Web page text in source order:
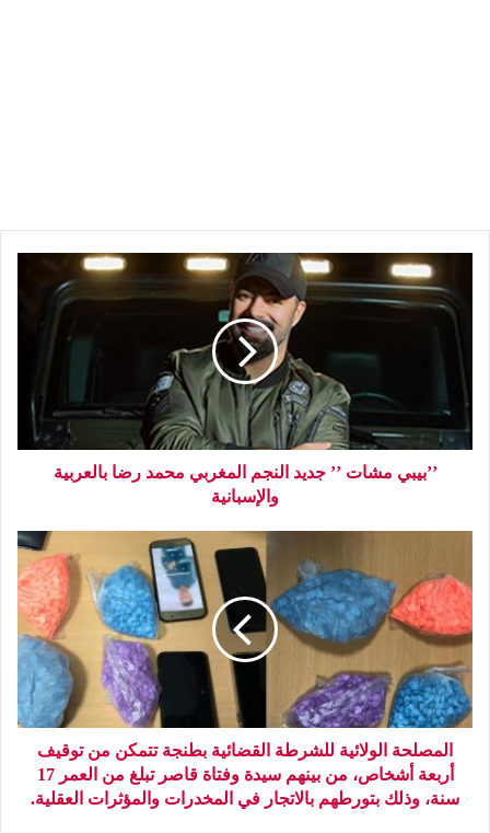
’’بيبي مشات ’’ جديد النجم المغربي محمد رضا بالعربية
والإسبانية
المصلحة الولائية للشرطة القضائية بطنجة تتمكن من توقيف
أربعة أشخاص، من بينهم سيدة وفتاة قاصر تبلغ من العمر 17
سنة، وذلك بتورطهم بالاتجار في المخدرات والمؤثرات العقلية.